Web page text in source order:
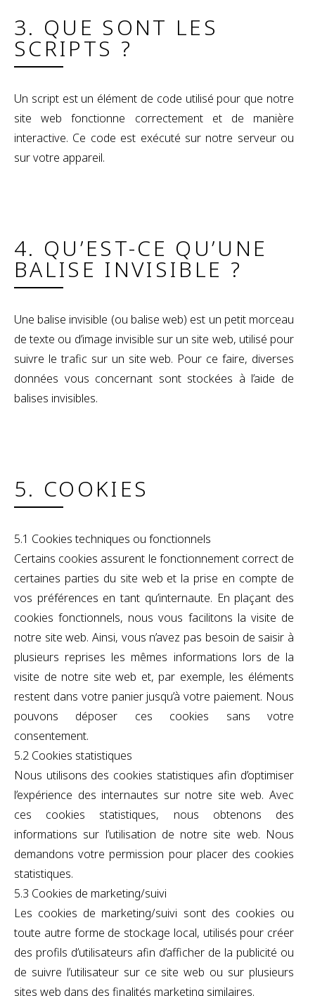
3. QUE SONT LES
SCRIPTS ?
Un script est un élément de code utilisé pour que notre
site web fonctionne correctement et de manière
interactive. Ce code est exécuté sur notre serveur ou
sur votre appareil.
4. QU’EST-CE QU’UNE
BALISE INVISIBLE ?
Une balise invisible (ou balise web) est un petit morceau
de texte ou d’image invisible sur un site web, utilisé pour
suivre le trafic sur un site web. Pour ce faire, diverses
données vous concernant sont stockées à l’aide de
balises invisibles.
5. COOKIES
5.1 Cookies techniques ou fonctionnels
Certains cookies assurent le fonctionnement correct de
certaines parties du site web et la prise en compte de
vos préférences en tant qu’internaute. En plaçant des
cookies fonctionnels, nous vous facilitons la visite de
notre site web. Ainsi, vous n’avez pas besoin de saisir à
plusieurs reprises les mêmes informations lors de la
visite de notre site web et, par exemple, les éléments
restent dans votre panier jusqu’à votre paiement. Nous
pouvons déposer ces cookies sans votre
consentement.
5.2 Cookies statistiques
Nous utilisons des cookies statistiques afin d’optimiser
l’expérience des internautes sur notre site web. Avec
ces cookies statistiques, nous obtenons des
informations sur l’utilisation de notre site web. Nous
demandons votre permission pour placer des cookies
statistiques.
5.3 Cookies de marketing/suivi
Les cookies de marketing/suivi sont des cookies ou
toute autre forme de stockage local, utilisés pour créer
des profils d’utilisateurs afin d’afficher de la publicité ou
de suivre l’utilisateur sur ce site web ou sur plusieurs
sites web dans des finalités marketing similaires.